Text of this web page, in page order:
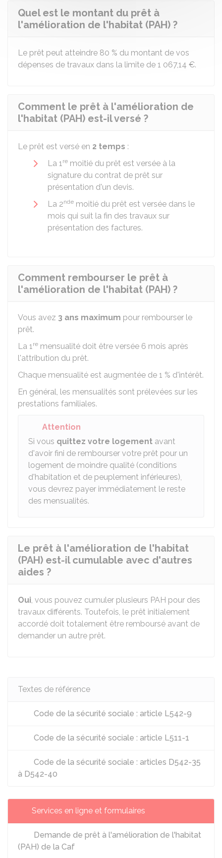
Quel est le montant du prêt à
l'amélioration de l'habitat (PAH) ?
Le prêt peut atteindre 80 % du montant de vos
dépenses de travaux dans la limite de 1 067,14 €.
Comment le prêt à l'amélioration de
l'habitat (PAH) est-il versé ?
Le prêt est versé en 2 temps :
La 1re moitié du prêt est versée à la
signature du contrat de prêt sur
présentation d'un devis.
La 2nde moitié du prêt est versée dans le
mois qui suit la fin des travaux sur
présentation des factures.
Comment rembourser le prêt à
l'amélioration de l'habitat (PAH) ?
Vous avez 3 ans maximum pour rembourser le
prêt.
La 1re mensualité doit être versée 6 mois après
l'attribution du prêt.
Chaque mensualité est augmentée de 1 % d'intérêt.
En général, les mensualités sont prélevées sur les
prestations familiales.
Attention
Si vous quittez votre logement avant
d'avoir fini de rembourser votre prêt pour un
logement de moindre qualité (conditions
d'habitation et de peuplement inférieures),
vous devrez payer immédiatement le reste
des mensualités.
Le prêt à l'amélioration de l'habitat
(PAH) est-il cumulable avec d'autres
aides ?
Oui, vous pouvez cumuler plusieurs PAH pour des
travaux différents. Toutefois, le prêt initialement
accordé doit totalement être remboursé avant de
demander un autre prêt.
Textes de référence
Code de la sécurité sociale : article L542-9
Code de la sécurité sociale : article L511-1
Code de la sécurité sociale : articles D542-35
à D542-40
Services en ligne et formulaires
Demande de prêt à l'amélioration de l'habitat
(PAH) de la Caf